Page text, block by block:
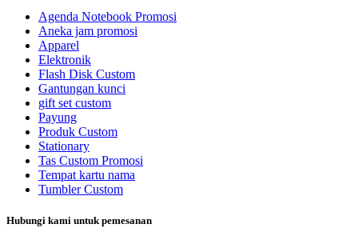
Agenda Notebook Promosi
Aneka jam promosi
Apparel
Elektronik
Flash Disk Custom
Gantungan kunci
gift set custom
Payung
Produk Custom
Stationary
Tas Custom Promosi
Tempat kartu nama
Tumbler Custom
Hubungi kami untuk pemesanan